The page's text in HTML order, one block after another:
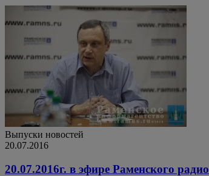
Выпуски новостей
20.07.2016
20.07.2016г. в эфире Раменского радио